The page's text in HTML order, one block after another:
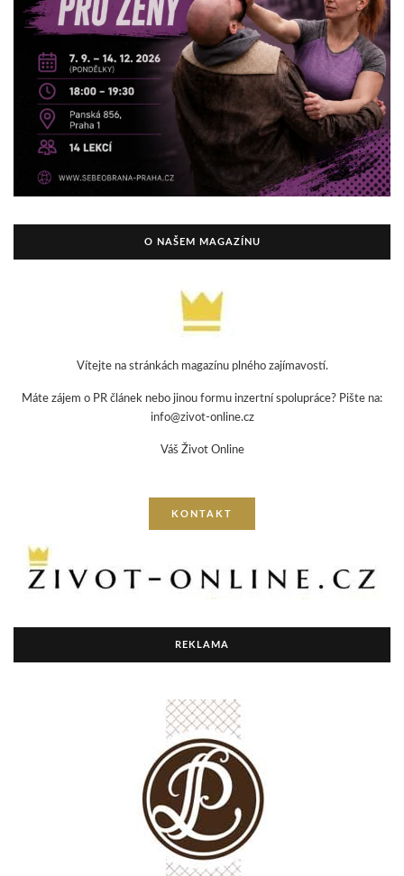
O NAŠEM MAGAZÍNU
Vítejte na stránkách magazínu plného zajímavostí.
Máte zájem o PR článek nebo jinou formu inzertní spolupráce? Pište na:
info@zivot-online.cz
Váš Život Online
KONTAKT
REKLAMA